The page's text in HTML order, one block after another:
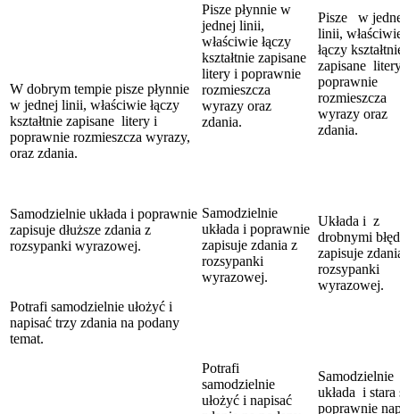
W dobrym tempie pisze płynnie
w jednej linii, właściwie łączy
kształtnie zapisane litery i
poprawnie rozmieszcza wyrazy,
oraz zdania.
Samodzielnie układa i poprawnie
zapisuje dłuższe zdania z
rozsypanki wyrazowej.
Potrafi samodzielnie ułożyć i
napisać trzy zdania na podany
temat.
Pisze płynnie w
jednej linii,
właściwie łączy
kształtnie zapisane
litery i poprawnie
rozmieszcza
wyrazy oraz
zdania.
Samodzielnie
układa i poprawnie
zapisuje zdania z
rozsypanki
wyrazowej.
Potrafi
samodzielnie
ułożyć i napisać
Pisze w
linii,
łączy
zapisane
poprawnie
rozmieszcza
wyrazy oraz
zdania.
Układa i z
drobnymi
zapisuje
rozsypanki
wyrazowej.
Samodzielnie
układa i stara
poprawnie